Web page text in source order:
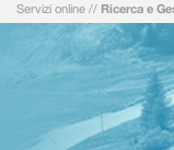
Servizi online // Ricerca e